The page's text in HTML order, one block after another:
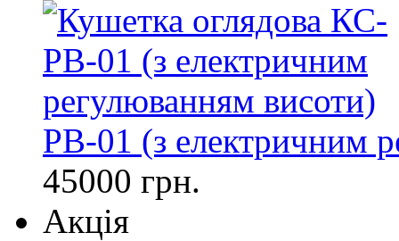
РВ-01 (з електричним
45000 грн.
Акція